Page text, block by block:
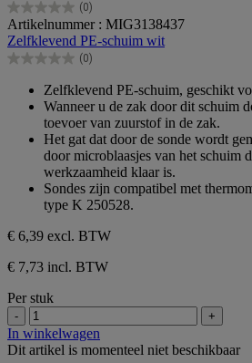
(0)
0.0
van
de
5
Artikelnummer : MIG3138437
Zelfklevend PE-schuim wit
(0)
0.0
sterren.
Zelfklevend PE-schuim, geschikt
Wanneer u de zak door dit schuim
toevoer van zuurstof in de zak.
Het gat dat door de sonde wordt
door microblaasjes van het schuim
werkzaamheid klaar is.
Sondes zijn compatibel met
type K 250528.
€ 6,39 excl. BTW
€ 7,73 incl. BTW
Per stuk
- +
In winkelwagen
Dit artikel is momenteel niet beschikbaar